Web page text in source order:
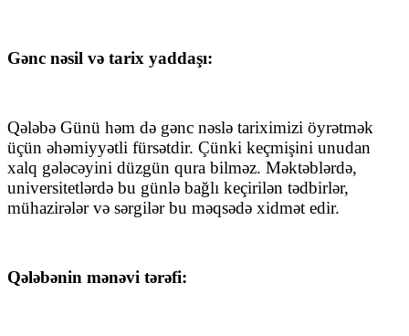
Gənc nəsil və tarix yaddaşı:
Qələbə Günü həm də gənc nəslə tariximizi öyrətmək
üçün əhəmiyyətli fürsətdir. Çünki keçmişini unudan
xalq gələcəyini düzgün qura bilməz. Məktəblərdə,
universitetlərdə bu günlə bağlı keçirilən tədbirlər,
mühazirələr və sərgilər bu məqsədə xidmət edir.
Qələbənin mənəvi tərəfi: